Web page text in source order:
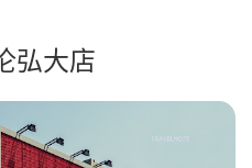
弘大店